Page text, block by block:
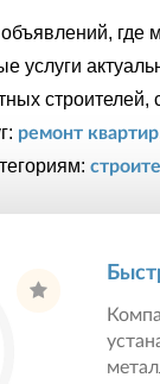
где
услуги
ремонт квартир